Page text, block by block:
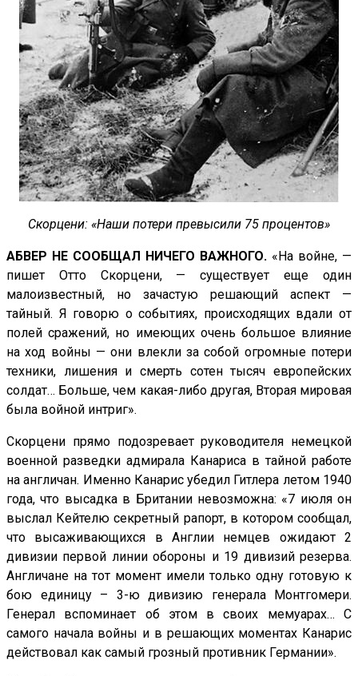
Скорцени: «Наши потери превысили 75 процентов»
АБВЕР НЕ СООБЩАЛ НИЧЕГО ВАЖНОГО. «На войне, —
пишет Отто Скорцени, — существует еще один
малоизвестный, но зачастую решающий аспект —
тайный. Я говорю о событиях, происходящих вдали от
полей сражений, но имеющих очень большое влияние
на ход войны — они влекли за собой огромные потери
техники, лишения и смерть сотен тысяч европейских
солдат… Больше, чем какая-либо другая, Вторая мировая
была войной интриг».
Скорцени прямо подозревает руководителя немецкой
военной разведки адмирала Канариса в тайной работе
на англичан. Именно Канарис убедил Гитлера летом 1940
года, что высадка в Британии невозможна: «7 июля он
выслал Кейтелю секретный рапорт, в котором сообщал,
что высаживающихся в Англии немцев ожидают 2
дивизии первой линии обороны и 19 дивизий резерва.
Англичане на тот момент имели только одну готовую к
бою единицу – 3-ю дивизию генерала Монтгомери.
Генерал вспоминает об этом в своих мемуарах… С
самого начала войны и в решающих моментах Канарис
действовал как самый грозный противник Германии».